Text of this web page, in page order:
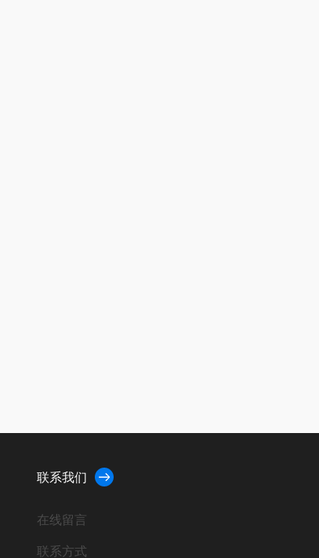
联系我们
在线留言
联系方式